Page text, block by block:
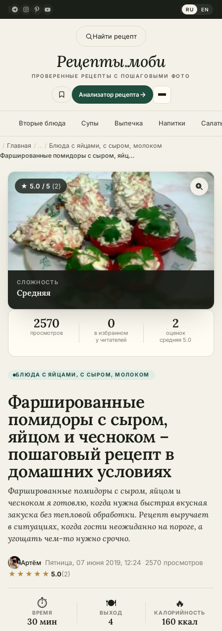
RU EN
Найти рецепт
Рецепты.моби
ПРОВЕРЕННЫЕ РЕЦЕПТЫ С ПОШАГОВЫМИ ФОТО
Анализатор рецепта
Вторые блюда Супы Выпечка Напитки
Главная
Блюда с яйцами, с сыром, молоком
Фаршированные помидоры с сыром, яйцом и чесноком – пошаговый рецепт в домашних условиях
★ 5.0 / 5 (2)
СЛОЖНОСТЬ
средняя
2570
просмотров
0
в избранном
у читателей
2
оценок
средняя 5.0
БЛЮДА С ЯЙЦАМИ, С СЫРОМ, МОЛОКОМ
Фаршированные
помидоры с сыром,
яйцом и чесноком –
пошаговый рецепт в
домашних условиях
Фаршированные помидоры с сыром, яйцом и
чесноком я готовлю, когда нужна быстрая вкусная
закуска без тепловой обработки. Рецепт выручает
в ситуациях, когда гости неожиданно на пороге, а
угощать чем-то нужно срочно.
Артём Пятница, 07 июня 2019, 12:24 2570 просмотров
★ ★ ★ ★ ★ 5.0(2)
⏱
ВРЕМЯ
30 мин
🍽
ВЫХОД
4
🔥
КАЛОРИЙНОСТЬ
160 ккал